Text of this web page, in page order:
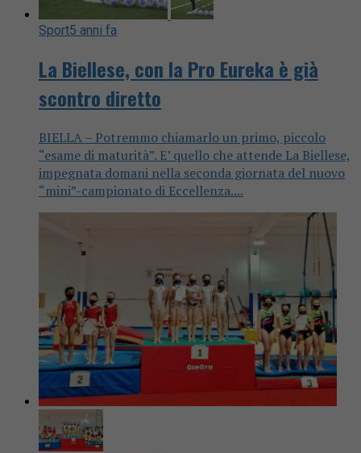
Sport5 anni fa
La Biellese, con la Pro Eureka è già
scontro diretto
BIELLA – Potremmo chiamarlo un primo, piccolo
“esame di maturità”. E’ quello che attende La Biellese,
impegnata domani nella seconda giornata del nuovo
“mini”-campionato di Eccellenza....